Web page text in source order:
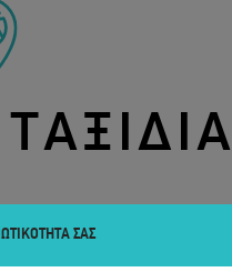
ΣΑΣ